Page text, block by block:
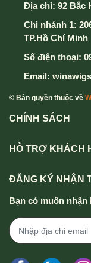
Địa chỉ: 92 Bắc
Chi nhánh 1:
TP.Hồ Chí Minh
Số điện thoại:
Email:
© Bản quyền thuộc về
CHÍNH SÁCH
HỖ TRỢ KHÁCH
ĐĂNG KÝ NHẬN
Bạn có muốn nhận